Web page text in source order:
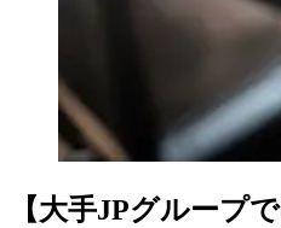
【大手JPグループ